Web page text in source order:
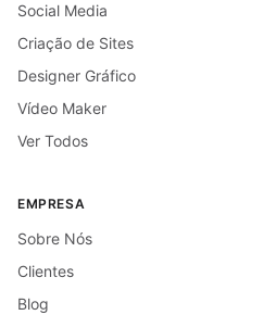
Social Media
Criação de Sites
Designer Gráfico
Vídeo Maker
Ver Todos
EMPRESA
Sobre Nós
Clientes
Blog